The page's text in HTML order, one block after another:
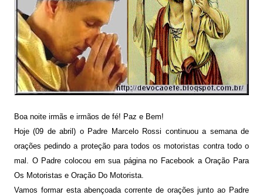
Boa noite irmãs e irmãos de fé! Paz e Bem!
Hoje (09 de abril) o Padre Marcelo Rossi continuou a semana de
orações pedindo a proteção para todos os motoristas contra todo o
mal. O Padre colocou em sua página no Facebook aOração Para
Os Motoristas e Oração Do Motorista.
Vamos formar esta abençoada corrente de orações junto ao Padre